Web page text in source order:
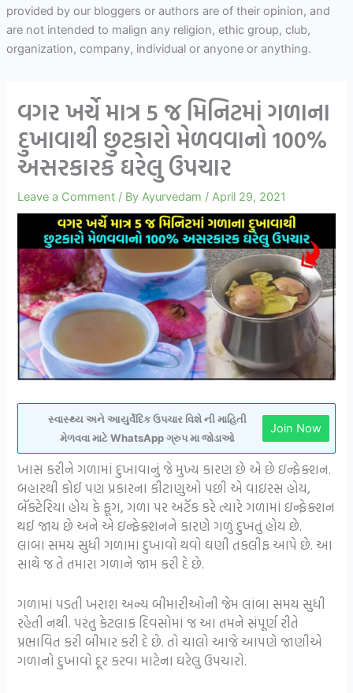
provided by our bloggers or authors are of their opinion, and
are not intended to malign any religion, ethic group, club,
organization, company, individual or anyone or anything.
વગર ખર્ચે માત્ર 5 જ મિનિટમાં ગળાના
દુખાવાથી છુટકારો મેળવવાનો 100%
અસરકારક ઘરેલુ ઉપચાર
Leave a Comment / ByAyurvedam /April 29, 2021
સ્વાસ્થ્ય અને આયુર્વેદિક ઉપચાર વિશે ની માહિતી
મેળવવા માટે WhatsApp ગ્રુપ મા જોડાઓ
Join Now
ખાસ કરીને ગળામાં દુખાવાનું જે મુખ્ય કારણ છે એ છે ઇન્ફેક્શન.
બહારથી કોઈ પણ પ્રકારના કીટાણુઓ પછી એ વાઇરસ હોય,
બૅક્ટેરિયા હોય કે ફૂગ, ગળા પર અટૅક કરે ત્યારે ગળામાં ઇન્ફેક્શન
થઈ જાય છે અને એ ઇન્ફેક્શનને કારણે ગળું દુખતું હોય છે.
લાંબા સમય સુધી ગળામાં દુખાવો થવો ઘણી તકલીફ આપે છે. આ
સાથે જ તે તમારા ગળાને જામ કરી દે છે.
ગળામાં પડતી ખરાશ અન્ય બીમારીઓની જેમ લાંબા સમય સુધી
રહેતી નથી. પરંતુ કેટલાક દિવસોમાં જ આ તમને સંપૂર્ણ રીતે
પ્રભાવિત કરી બીમાર કરી દે છે. તો ચાલો આજે આપણે જાણીએ
ગળાનો દુખાવો દૂર કરવા માટેના ઘરેલુ ઉપચારો.